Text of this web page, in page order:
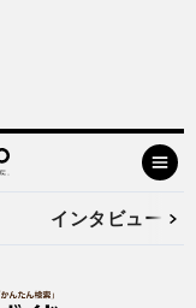
インタビュー